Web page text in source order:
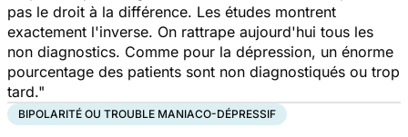
pas le droit à la différence. Les études montrent
exactement l'inverse. On rattrape aujourd'hui tous les
non diagnostics. Comme pour la dépression, un énorme
pourcentage des patients sont non diagnostiqués ou trop
tard."
BIPOLARITÉ OU TROUBLE MANIACO-DÉPRESSIF